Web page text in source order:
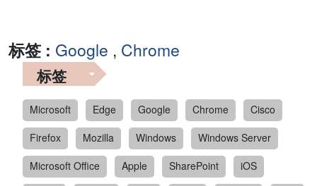
标签 : Google , Chrome
标签
Microsoft Edge Google Chrome
Cisco
Firefox
Mozilla Windows
Windows Server
Microsoft Office
Apple SharePoint
iOS